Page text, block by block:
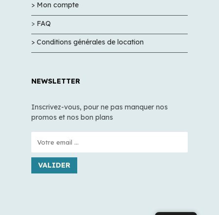
> Mon compte
> FAQ
> Conditions générales de location
NEWSLETTER
Inscrivez-vous, pour ne pas manquer nos
promos et nos bon plans
VALIDER